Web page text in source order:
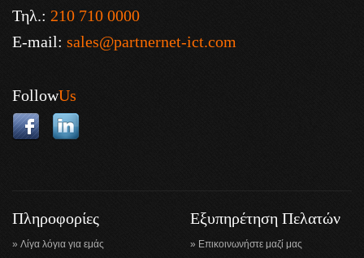
Τηλ.: 210 710 0000
E-mail: sales@partnernet-ict.com
FollowUs
Πληροφορίες
Λίγα λόγια για εμάς
Εξυπηρέτηση Πελατών
Επικοινωνήστε μαζί μας